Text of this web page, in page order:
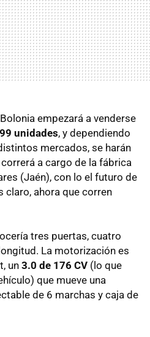
empezará a venderse
unidades, y dependiendo
mercados, se harán
a cargo de la fábrica
(Jaén), con lo el futuro de
claro, ahora que corren
tres puertas, cuatro
La motorización es
un 3.0 de 176 CV (lo que
que mueve una
de 6 marchas y caja de